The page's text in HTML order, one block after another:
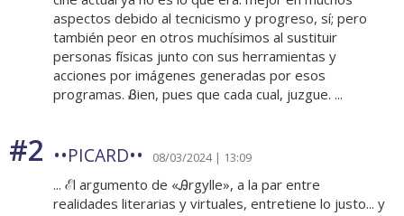
aspectos debido al tecnicismo y progreso, sí; pero
también peor en otros muchísimos al sustituir
personas físicas junto con sus herramientas y
acciones por imágenes generadas por esos
programas. Ᏸien, pues que cada cual, juzgue. ...
#2 ••PICARD•• 08/03/2024 | 13:09
... ℰl argumento de «Ꭿrgylle», a la par entre
realidades literarias y virtuales, entretiene lo justo... y